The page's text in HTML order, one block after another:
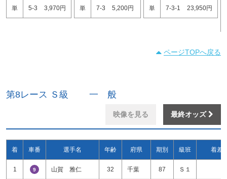
単 5-3 3,970円 単 7-3 5,200円 単 7-3-1 23,950円
ページTOPへ戻る
第8レース Ｓ級 一 般
映像を見る 最終オッズ
着 車番 選手名 年齢 府県 期別 級班 着差
1 9 山賀 雅仁 32 千葉 87 Ｓ１